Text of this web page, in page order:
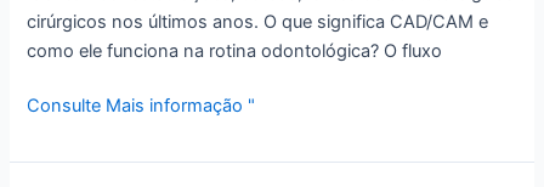
cirúrgicos nos últimos anos. O que significa CAD/CAM e
como ele funciona na rotina odontológica? O fluxo
Consulte Mais informação "